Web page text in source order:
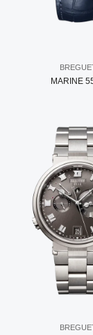
MARINE